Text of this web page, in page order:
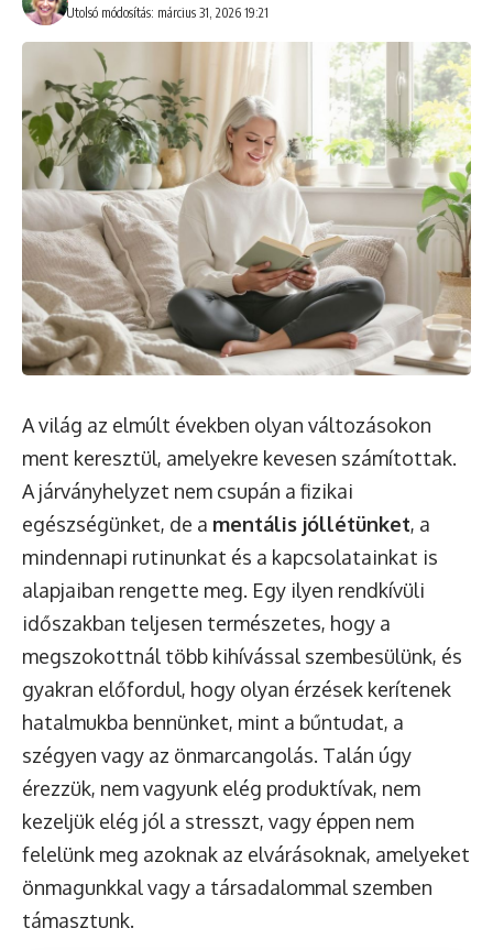
Utolsó módosítás: március 31, 2026 19:21
A világ az elmúlt években olyan változásokon
ment keresztül, amelyekre kevesen számítottak.
A járványhelyzet nem csupán a fizikai
egészségünket, de a mentális jóllétünket, a
mindennapi rutinunkat és a kapcsolatainkat is
alapjaiban rengette meg. Egy ilyen rendkívüli
időszakban teljesen természetes, hogy a
megszokottnál több kihívással szembesülünk, és
gyakran előfordul, hogy olyan érzések kerítenek
hatalmukba bennünket, mint a bűntudat, a
szégyen vagy az önmarcangolás. Talán úgy
érezzük, nem vagyunk elég produktívak, nem
kezeljük elég jól a stresszt, vagy éppen nem
felelünk meg azoknak az elvárásoknak, amelyeket
önmagunkkal vagy a társadalommal szemben
támasztunk.